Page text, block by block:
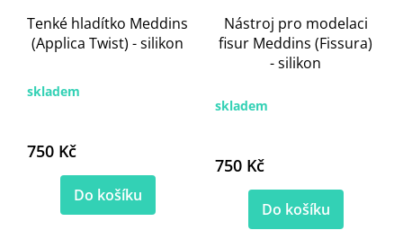
Tenké hladítko Meddins
(Applica Twist) - silikon
skladem
750 Kč
Do košíku
Nástroj pro modelaci
fisur Meddins (Fissura)
- silikon
skladem
750 Kč
Do košíku